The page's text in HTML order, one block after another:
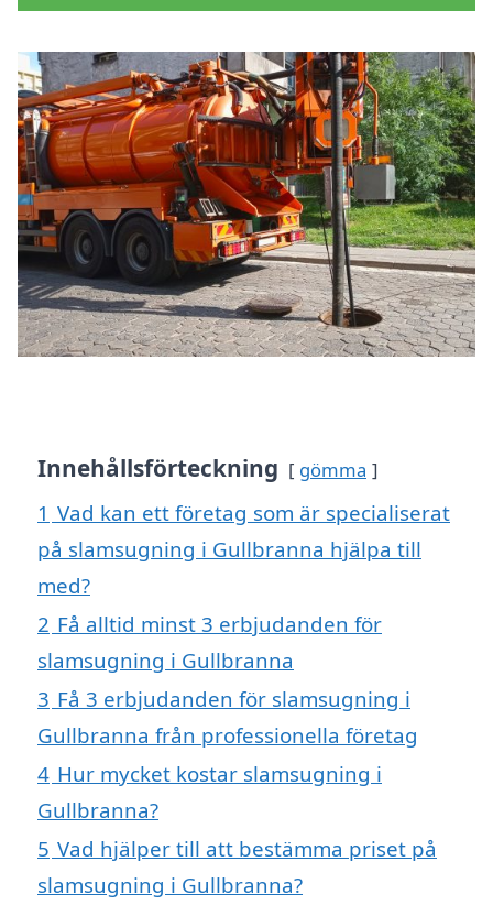
Innehållsförteckning gömma
1 Vad kan ett företag som är specialiserat
på slamsugning i Gullbranna hjälpa till
med?
2 Få alltid minst 3 erbjudanden för
slamsugning i Gullbranna
3 Få 3 erbjudanden för slamsugning i
Gullbranna från professionella företag
4 Hur mycket kostar slamsugning i
Gullbranna?
5 Vad hjälper till att bestämma priset på
slamsugning i Gullbranna?